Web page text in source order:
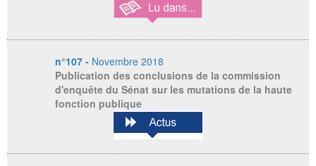
n°107 - Novembre 2018
Publication des conclusions de la commission
d'enquête du Sénat sur les mutations de la haute
fonction publique